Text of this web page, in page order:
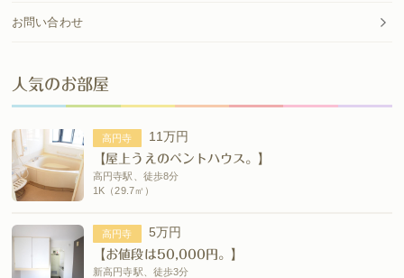
お問い合わせ
人気のお部屋
高円寺 11万円
【屋上うえのペントハウス。】
高円寺駅、徒歩8分
1K（29.7㎡）
高円寺 5万円
【お値段は50,000円。】
新高円寺駅、徒歩3分